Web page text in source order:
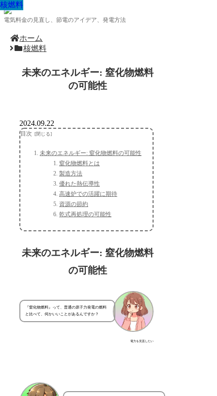
電気料金の見直し、節電のアイデア、発電方法
ホーム
核燃料
未来のエネルギー: 窒化物燃料
の可能性
核燃料
2024.09.22
目次
未来のエネルギー: 窒化物燃料の可能性
窒化物燃料とは
製造方法
優れた熱伝導性
高速炉での活躍に期待
資源の節約
乾式再処理の可能性
未来のエネルギー: 窒化物燃料
の可能性
電力を見直したい
『窒化物燃料』って、普通の原子力発電の燃料
と比べて、何かいいことがあるんですか？
核燃料
核燃料
核燃料
核燃料
核燃料
核燃料
核燃料
核燃料